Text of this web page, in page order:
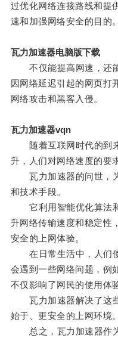
过优化网络连接路线和提
速和加强网络安全的目的。
瓦力加速器电脑版下载
不仅能提高网速，还能
因网络延迟引起的网页打
网络攻击和黑客入侵。
瓦力加速器vqn
随着互联网时代的到来
升，人们对网络速度的要
瓦力加速器的问世，为
和技术手段。
它利用智能优化算法和
升网络传输速度和稳定性
安全的上网体验。
在日常生活中，人们使
会遇到一些网络问题，例
不仅影响了网民的使用体
瓦力加速器解决了这些
始于、更安全的上网环境。
总之，瓦力加速器作为